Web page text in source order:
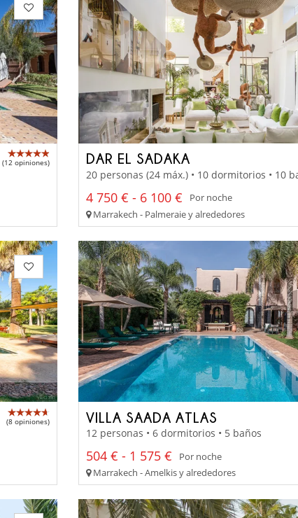
(12 opiniones) DAR EL SADAKA
20 personas (24 máx.) • 10 dormitorios • 10
4 750 € - 6 100 €
Por noche
Marrakech - Palmeraie y alrededores
(8 opiniones) VILLA SAADA ATLAS
12 personas • 6 dormitorios • 5 baños
504 € - 1 575 €
Por noche
Marrakech - Amelkis y alrededores